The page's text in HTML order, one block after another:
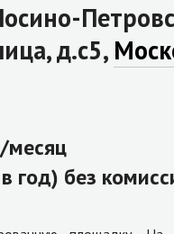
д.с5,
месяц
год) без